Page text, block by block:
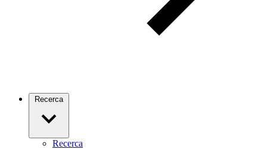
Recerca
Recerca